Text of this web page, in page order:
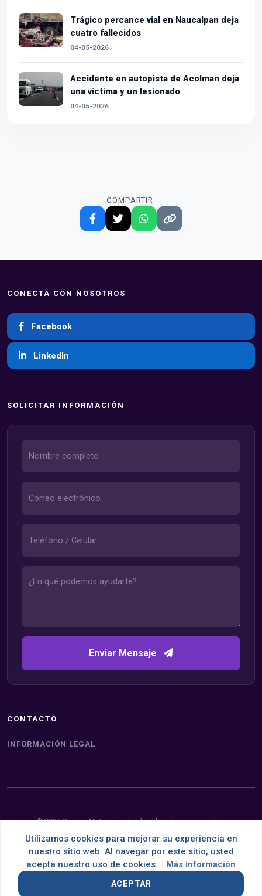
Trágico percance vial en Naucalpan deja
cuatro fallecidos
04-05-2026
Accidente en autopista de Acolman deja
una víctima y un lesionado
04-05-2026
COMPARTIR:
CONECTA CON NOSOTROS
Facebook
LinkedIn
SOLICITAR INFORMACIÓN
Enviar Mensaje
CONTACTO
INFORMACIÓN LEGAL
© 2026 Somos Noticia. Todos los derechos reservados.
Desarrollado con por OMNES
Utilizamos cookies para mejorar su experiencia en
nuestro sitio web. Al navegar por este sitio, usted
acepta nuestro uso de cookies.
Más información
ACEPTAR